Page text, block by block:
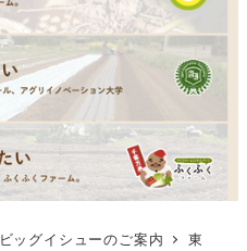
ビッグイシューのご案内
東